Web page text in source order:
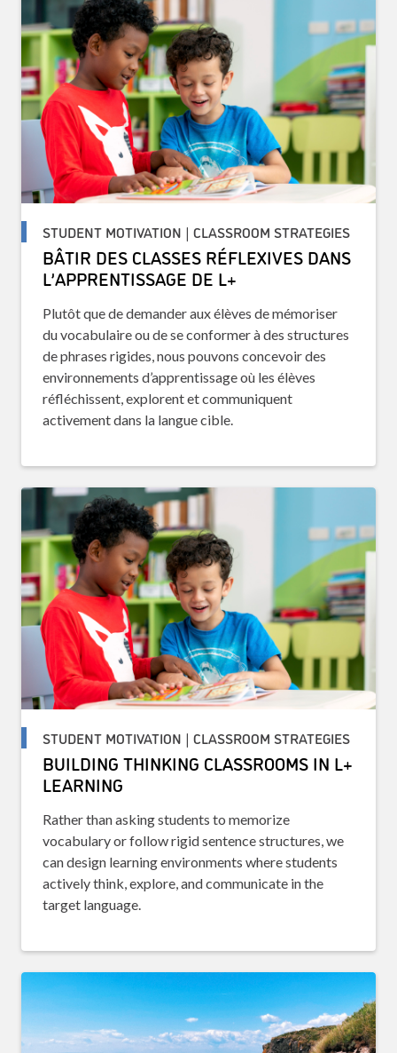
STUDENT MOTIVATION | CLASSROOM STRATEGIES
BÂTIR DES CLASSES RÉFLEXIVES DANS
L’APPRENTISSAGE DE L+
Plutôt que de demander aux élèves de mémoriser
du vocabulaire ou de se conformer à des structures
de phrases rigides, nous pouvons concevoir des
environnements d’apprentissage où les élèves
réfléchissent, explorent et communiquent
activement dans la langue cible.
STUDENT MOTIVATION | CLASSROOM STRATEGIES
BUILDING THINKING CLASSROOMS IN L+
LEARNING
Rather than asking students to memorize
vocabulary or follow rigid sentence structures, we
can design learning environments where students
actively think, explore, and communicate in the
target language.